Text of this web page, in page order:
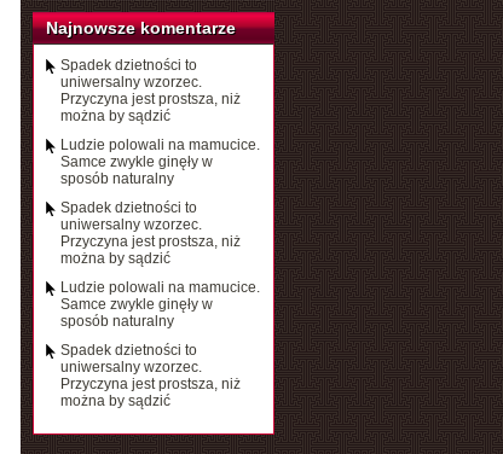
Najnowsze komentarze
Spadek dzietności to
uniwersalny wzorzec.
Przyczyna jest prostsza, niż
można by sądzić
Ludzie polowali na mamucice.
Samce zwykle ginęły w
sposób naturalny
Spadek dzietności to
uniwersalny wzorzec.
Przyczyna jest prostsza, niż
można by sądzić
Ludzie polowali na mamucice.
Samce zwykle ginęły w
sposób naturalny
Spadek dzietności to
uniwersalny wzorzec.
Przyczyna jest prostsza, niż
można by sądzić